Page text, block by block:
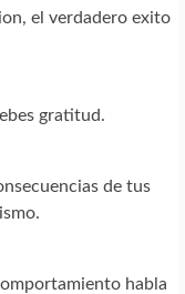
el verdadero exito
gratitud.
de tus
habla